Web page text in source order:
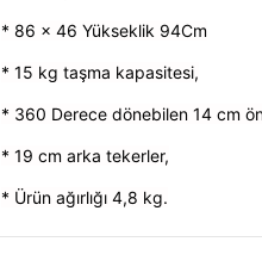
* 86 x 46 Yükseklik 94Cm
* 15 kg taşma kapasitesi,
* 360 Derece dönebilen 14 cm
* 19 cm arka tekerler,
* Ürün ağırlığı 4,8 kg.